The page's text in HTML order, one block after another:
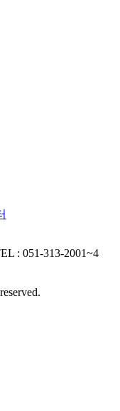
: 051-313-2001~4